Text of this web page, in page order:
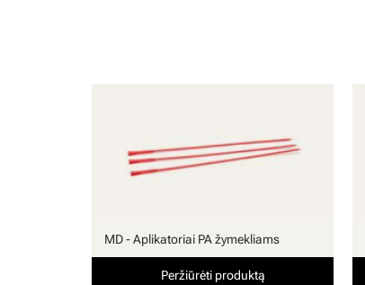
MD - Aplikatoriai PA žymekliams
Peržiūrėti produktą